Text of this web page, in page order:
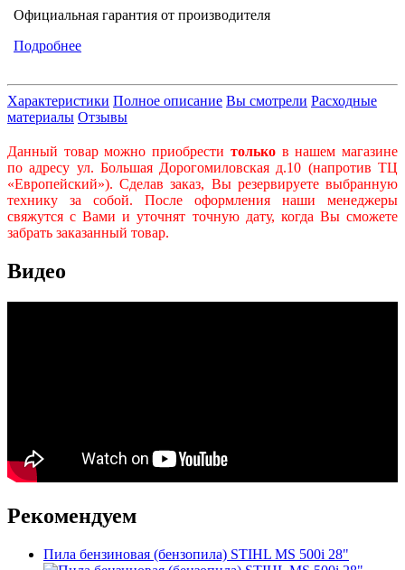
Официальная гарантия от производителя
Подробнее
Характеристики Полное описание Вы смотрели Расходные
материалы Отзывы
Данный товар можно приобрести тольков нашем магазине
по адресу ул. Большая Дорогомиловская д.10 (напротив ТЦ
«Европейский»). Сделав заказ, Вы резервируете выбранную
технику за собой. После оформления наши менеджеры
свяжутся с Вами и уточнят точную дату, когда Вы сможете
забрать заказанный товар.
Видео
Рекомендуем
Пила бензиновая (бензопила) STIHL MS 500i 28"